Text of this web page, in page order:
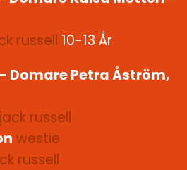
russell 10-13 År
Domare Petra Åström,
jack russell
westie
russell